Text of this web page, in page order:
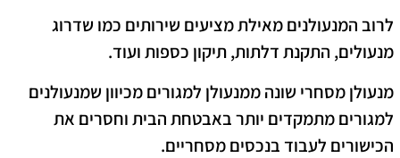
לרוב המנעולנים מאילת מציעים שירותים כמו שדרוג
מנעולים, התקנת דלתות, תיקון כספות ועוד.
מנעולן מסחרי שונה ממנעולן למגורים מכיוון שמנעולנים
למגורים מתמקדים יותר באבטחת הבית וחסרים את
הכישורים לעבוד בנכסים מסחריים.